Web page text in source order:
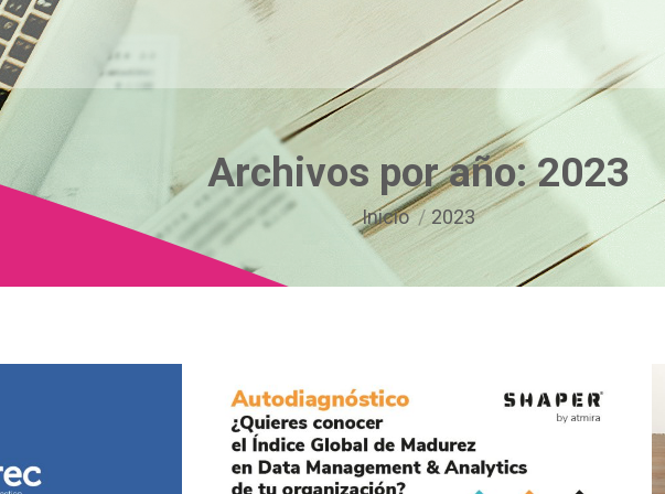
Archivos por año:2023
Estás aquí:
Inicio 2023